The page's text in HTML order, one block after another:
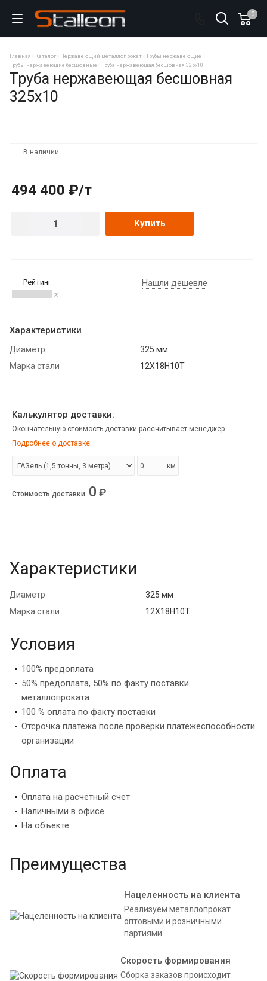
0
Главная Каталог Нержавеющий металлопрокат
Трубы нержавеющие
Трубы нержавеющие бесшовные
Труба нержавеющая бесшовная 325х10
Труба нержавеющая бесшовная
325х10
В наличии
494 400 ₽/т
Купить
Рейтинг
(0)
Нашли дешевле
Характеристики
Диаметр
325 мм
Марка стали
12Х18Н10Т
Калькулятор доставки:
Окончательную стоимость доставки рассчитывает менеджер.
Подробнее о доставке
км
Стоимость доставки: 0 ₽
Характеристики
Диаметр
325 мм
Марка стали
12Х18Н10Т
Условия
100% предоплата
50% предоплата, 50% по факту поставки
металлопроката
100 % оплата по факту поставки
Отсрочка платежа после проверки платежеспособности
организации
Оплата
Оплата на расчетный счет
Наличными в офисе
На объекте
Преимущества
Нацеленность на клиента
Реализуем металлопрокат
оптовыми и розничными
партиями
Скорость формирования
Сборка заказов происходит